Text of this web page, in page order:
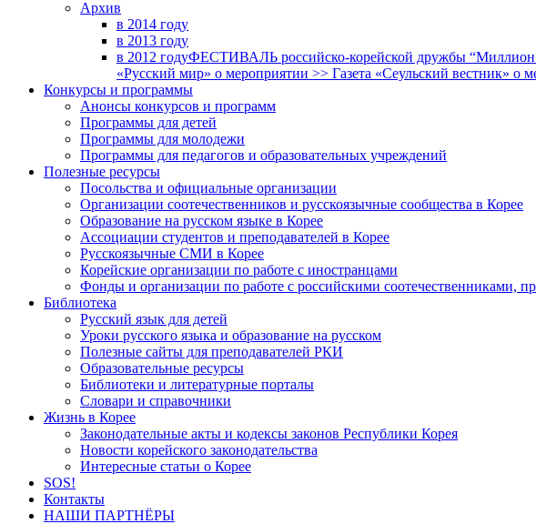
Архив
в 2014 году
в 2013 году
в 2012 годуФЕСТИВАЛЬ российско-корейской дружбы “Миллион
«Русский мир» о мероприятии >> Газета «Сеульский вестник» о
Конкурсы и программы
Анонсы конкурсов и программ
Программы для детей
Программы для молодежи
Программы для педагогов и образовательных учреждений
Полезные ресурсы
Посольства и официальные организации
Организации соотечественников и русскоязычные сообщества в Корее
Образование на русском языке в Корее
Ассоциации студентов и преподавателей в Корее
Русскоязычные СМИ в Корее
Корейские организации по работе с иностранцами
Фонды и организации по работе с российскими соотечественниками,
Библиотека
Русский язык для детей
Уроки русского языка и образование на русском
Полезные сайты для преподавателей РКИ
Образовательные ресурсы
Библиотеки и литературные порталы
Словари и справочники
Жизнь в Корее
Законодательные акты и кодексы законов Республики Корея
Новости корейского законодательства
Интересные статьи о Корее
SOS!
Контакты
НАШИ ПАРТНЁРЫ